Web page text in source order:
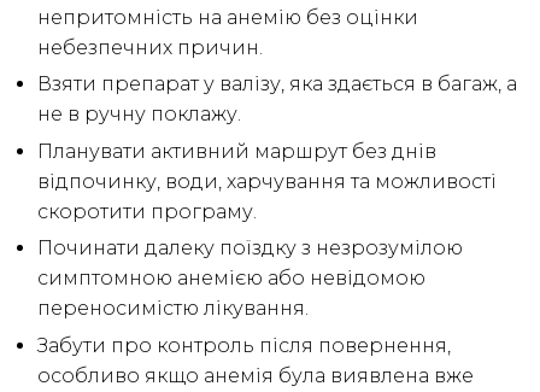
непритомність на анемію без оцінки
небезпечних причин.
Взяти препарат у валізу, яка здається в багаж, а
не в ручну поклажу.
Планувати активний маршрут без днів
відпочинку, води, харчування та можливості
скоротити програму.
Починати далеку поїздку з незрозумілою
симптомною анемією або невідомою
переносимістю лікування.
Забути про контроль після повернення,
особливо якщо анемія була виявлена вже